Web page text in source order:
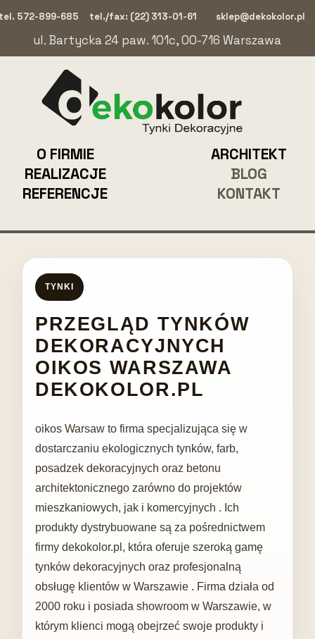
KONTAKT
BLOG
REALIZACJE
ARCHITEKT
REFERENCJE
O FIRMIE
ul. Bartycka 24 paw. 101c, 00-716 Warszawa
sklep@dekokolor.pl
tel./fax: (22) 313-01-61
572-899-685
TYNKI
PRZEGLĄD TYNKÓW
DEKORACYJNYCH
OIKOS WARSZAWA
DEKOKOLOR.PL
oikos Warsaw to firma specjalizująca się w
dostarczaniu ekologicznych tynków, farb,
posadzek dekoracyjnych oraz betonu
architektonicznego zarówno do projektów
mieszkaniowych, jak i komercyjnych . Ich
produkty dystrybuowane są za pośrednictwem
firmy dekokolor.pl, która oferuje szeroką gamę
tynków dekoracyjnych oraz profesjonalną
obsługę klientów w Warszawie . Firma działa od
2000 roku i posiada showroom w Warszawie, w
którym klienci mogą obejrzeć swoje produkty i